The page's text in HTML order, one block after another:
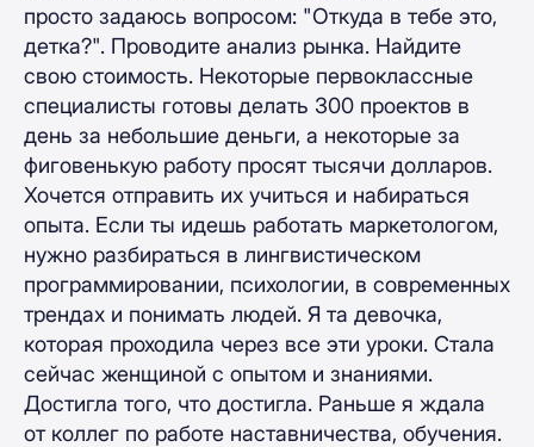
просто задаюсь вопросом: "Откуда в тебе это,
детка?". Проводите анализ рынка. Найдите
свою стоимость. Некоторые первоклассные
специалисты готовы делать 300 проектов в
день за небольшие деньги, а некоторые за
фиговенькую работу просят тысячи долларов.
Хочется отправить их учиться и набираться
опыта. Если ты идешь работать маркетологом,
нужно разбираться в лингвистическом
программировании, психологии, в современных
трендах и понимать людей. Я та девочка,
которая проходила через все эти уроки. Стала
сейчас женщиной с опытом и знаниями.
Достигла того, что достигла. Раньше я ждала
от коллег по работе наставничества, обучения.